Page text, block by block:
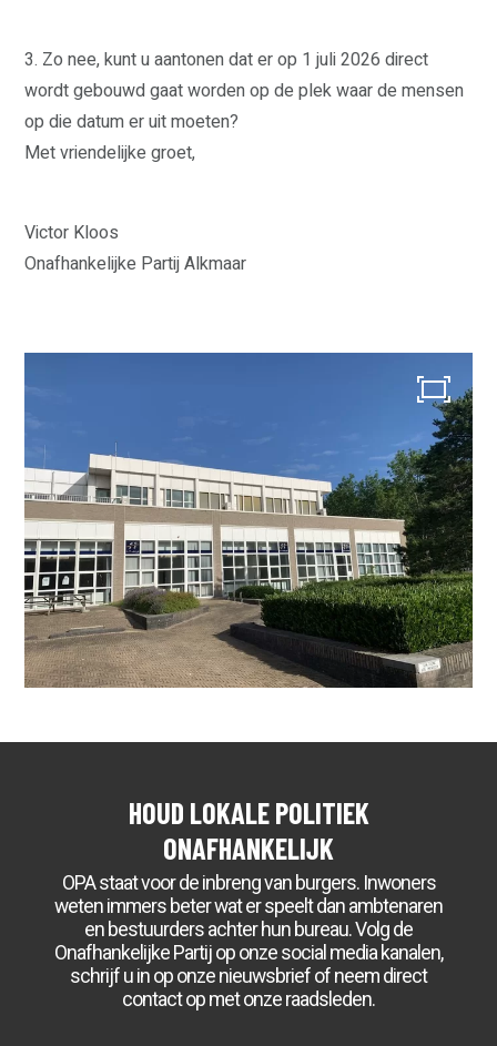
PEIL
INFO ONAFHANKELIJKE
PARTIJ ALKMAAR
ACTUEEL
CONTACT
STANDPUNTEN
VRIENDELIJKE OVERHEID
ERFGOED
VERKEER
FINANCIËN
TIM VAN KRALINGEN
HENK ADRIAANSE
MARIANNE VELDERS
LAURENS LAKEMAN
WETHOUDER
BESTUUR
3. Zo nee, kunt u aantonen dat er op 1 juli 2026 direct
wordt gebouwd gaat worden op de plek waar de mensen
op die datum er uit moeten?
Met vriendelijke groet,
Victor Kloos
Onafhankelijke Partij Alkmaar
HOUD LOKALE POLITIEK
ONAFHANKELIJK
OPA staat voor de inbreng van burgers. Inwoners
weten immers beter wat er speelt dan ambtenaren
en bestuurders achter hun bureau. Volg de
Onafhankelijke Partij op onze social media kanalen,
schrijf u in op onze nieuwsbrief of neem direct
contact op met onze raadsleden.